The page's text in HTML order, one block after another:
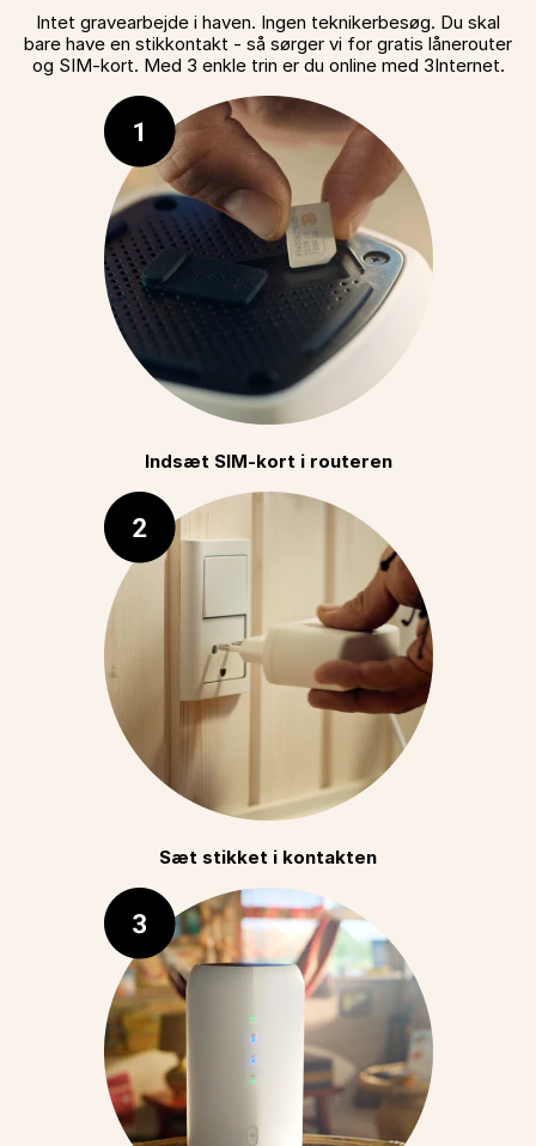
Intet gravearbejde i haven. Ingen teknikerbesøg. Du skal
bare have en stikkontakt - så sørger vi for gratis lånerouter
og SIM-kort. Med 3 enkle trin er du online med 3Internet.
Indsæt SIM-kort i routeren
Sæt stikket i kontakten